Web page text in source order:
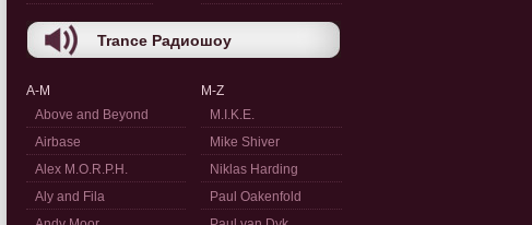
Trance Радиошоу
A-M
Above and Beyond
Airbase
Alex M.O.R.P.H.
Aly and Fila
M-Z
M.I.K.E.
Mike Shiver
Niklas Harding
Paul Oakenfold